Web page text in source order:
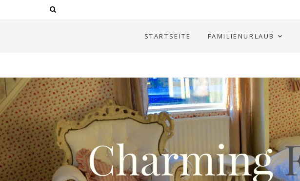
STARTSEITE FAMILIENURLAUB